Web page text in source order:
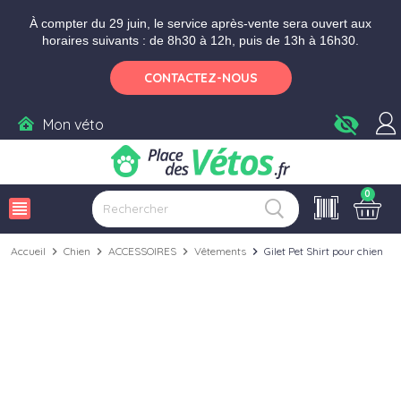
À compter du 29 juin, le service après-vente sera ouvert aux
horaires suivants : de 8h30 à 12h, puis de 13h à 16h30.
CONTACTEZ-NOUS
Mon véto visibility_off
view_headline
0
Accueil chevron_right Chien chevron_right ACCESSOIRES chevron_right Vêtements chevron_right Gilet Pet Shirt pour chien